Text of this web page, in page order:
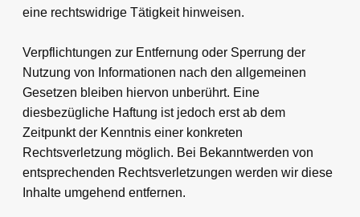
eine rechtswidrige Tätigkeit hinweisen.
Verpflichtungen zur Entfernung oder Sperrung der
Nutzung von Informationen nach den allgemeinen
Gesetzen bleiben hiervon unberührt. Eine
diesbezügliche Haftung ist jedoch erst ab dem
Zeitpunkt der Kenntnis einer konkreten
Rechtsverletzung möglich. Bei Bekanntwerden von
entsprechenden Rechtsverletzungen werden wir diese
Inhalte umgehend entfernen.